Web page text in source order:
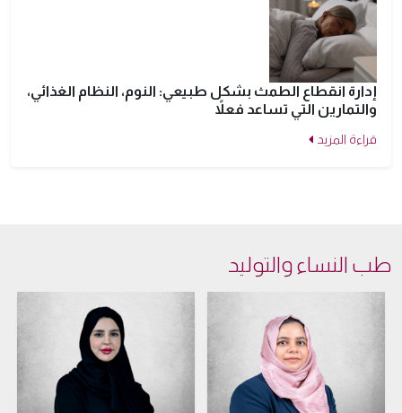
إدارة انقطاع الطمث بشكل طبيعي: النوم، النظام الغذائي،
والتمارين التي تساعد فعلاً
قراءة المزيد
طب النساء والتوليد